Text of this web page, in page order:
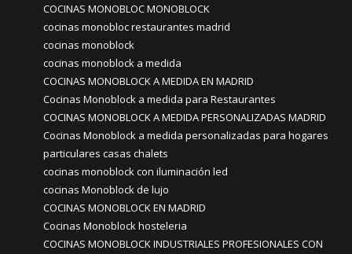
COCINAS MONOBLOC MONOBLOCK
cocinas monobloc restaurantes madrid
cocinas monoblock
cocinas monoblock a medida
COCINAS MONOBLOCK A MEDIDA EN MADRID
Cocinas Monoblock a medida para Restaurantes
COCINAS MONOBLOCK A MEDIDA PERSONALIZADAS MADRID
Cocinas Monoblock a medida personalizadas para hogares
particulares casas chalets
cocinas monoblock con iluminación led
cocinas Monoblock de lujo
COCINAS MONOBLOCK EN MADRID
Cocinas Monoblock hosteleria
COCINAS MONOBLOCK INDUSTRIALES PROFESIONALES CON